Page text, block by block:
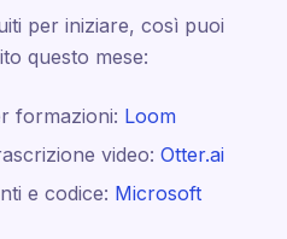
per iniziare, così puoi
questo mese:
formazioni: Loom
video: Otter.ai
e codice: Microsoft